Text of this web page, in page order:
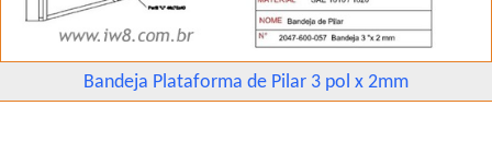
Bandeja Plataforma de Pilar 3 pol x 2mm